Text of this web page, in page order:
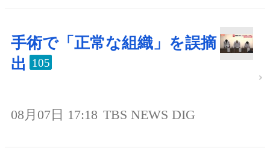
手術で「正常な組織」を誤摘
出
105
08月07日 17:18 TBS NEWS DIG